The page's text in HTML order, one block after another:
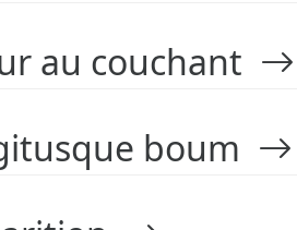
au couchant
boum